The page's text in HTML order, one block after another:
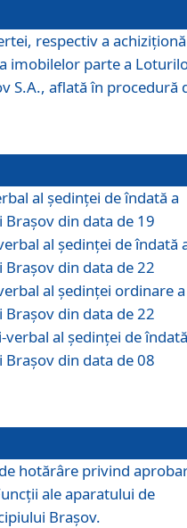
respectiv a
imobilelor parte a
S.A., aflată în procedură
al şedinţei de îndată a
din data de 19
al şedinţei de îndată
din data de 22
al şedinţei ordinare a
din data de 22
al şedinţei de
din data de 08
hotărâre privind
ale aparatului de
Braşov.